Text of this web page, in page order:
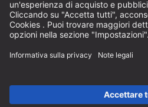
Protezione dei Dati
Impostazioni dei Cookie
della Germania per pacchi di
A seconda del Paese di consegna,